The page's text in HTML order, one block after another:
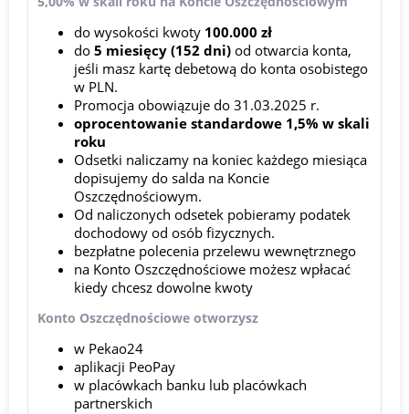
do wysokości kwoty 100.000 zł
do 5 miesięcy (152 dni) od otwarcia konta,
jeśli masz kartę debetową do konta osobistego
w PLN.
Promocja obowiązuje do 31.03.2025 r.
oprocentowanie standardowe 1,5% w skali
roku
Odsetki naliczamy na koniec każdego miesiąca
dopisujemy do salda na Koncie
Oszczędnościowym.
Od naliczonych odsetek pobieramy podatek
dochodowy od osób fizycznych.
bezpłatne polecenia przelewu wewnętrznego
na Konto Oszczędnościowe możesz wpłacać
kiedy chcesz dowolne kwoty
Konto Oszczędnościowe otworzysz
w Pekao24
aplikacji PeoPay
w placówkach banku lub placówkach
partnerskich